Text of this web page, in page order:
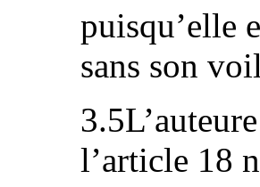
puisqu’elle
sans son
l’article 18